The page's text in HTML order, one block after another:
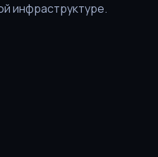
инфраструктуре.